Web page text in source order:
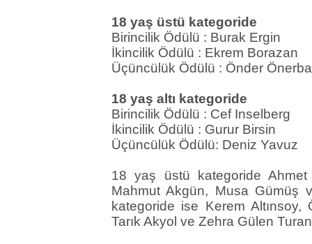
18 yaş üstü kategoride
Birincilik Ödülü : Burak Ergin
İkincilik Ödülü : Ekrem Borazan
Üçüncülük Ödülü : Önder
18 yaş altı kategoride
Birincilik Ödülü : Cef Inselberg
İkincilik Ödülü : Gurur Birsin
Üçüncülük Ödülü: Deniz Yavuz
18 yaş üstü kategoride Ahmet
Mahmut Akgün, Musa Gümüş
kategoride ise Kerem
Tarık Akyol ve Zehra Gülen